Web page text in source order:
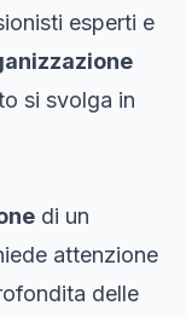
esperti e
si svolga in
di un
attenzione
delle